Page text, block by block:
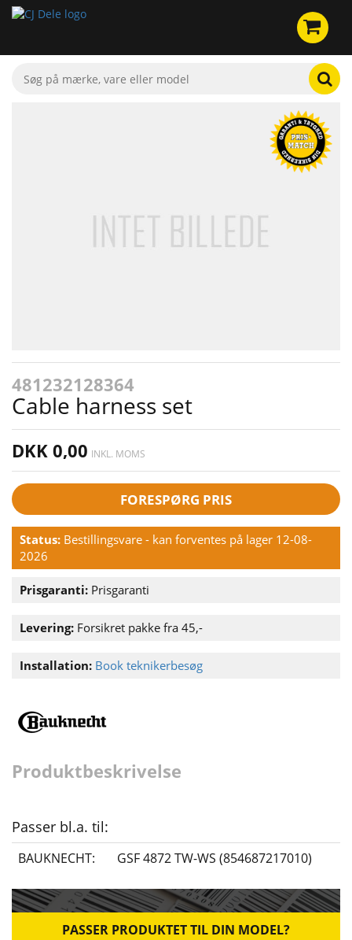
481232128364
Cable harness set
DKK 0,00 INKL. MOMS
FORESPØRG PRIS
Status: Bestillingsvare - kan forventes på lager 12-08-
2026
Prisgaranti: Prisgaranti
Levering: Forsikret pakke fra 45,-
Installation: Book teknikerbesøg
Produktbeskrivelse
Passer bl.a. til:
BAUKNECHT: GSF 4872 TW-WS (854687217010)
PASSER PRODUKTET TIL DIN MODEL?